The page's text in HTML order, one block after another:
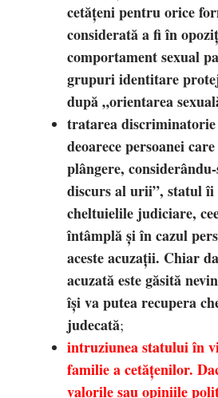
cetățeni pentru orice
considerată a fi în
comportament sexual
grupuri identitare
după „orientarea
tratarea
deoarece persoanei
plângere,
discurs al urii”, statul îi
cheltuielile judiciare,
întâmplă și în cazul
aceste acuzații. Chiar
acuzată este găsită
își va putea recupera
judecată;
intruziunea statului în
familie a cetățenilor.
valorile sau opiniile